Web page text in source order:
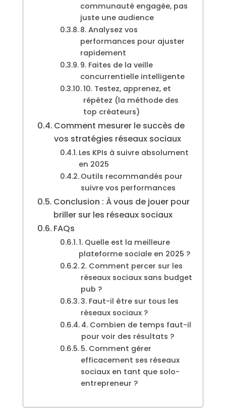
communauté engagée, pas
juste une audience
8. Analysez vos
performances pour ajuster
rapidement
9. Faites de la veille
concurrentielle intelligente
10. Testez, apprenez, et
répétez (la méthode des
top créateurs)
Comment mesurer le succès de
vos stratégies réseaux sociaux
Les KPIs à suivre absolument
en 2025
Outils recommandés pour
suivre vos performances
Conclusion : À vous de jouer pour
briller sur les réseaux sociaux
FAQs
1. Quelle est la meilleure
plateforme sociale en 2025 ?
2. Comment percer sur les
réseaux sociaux sans budget
pub ?
3. Faut-il être sur tous les
réseaux sociaux ?
4. Combien de temps faut-il
pour voir des résultats ?
5. Comment gérer
efficacement ses réseaux
sociaux en tant que solo-
entrepreneur ?